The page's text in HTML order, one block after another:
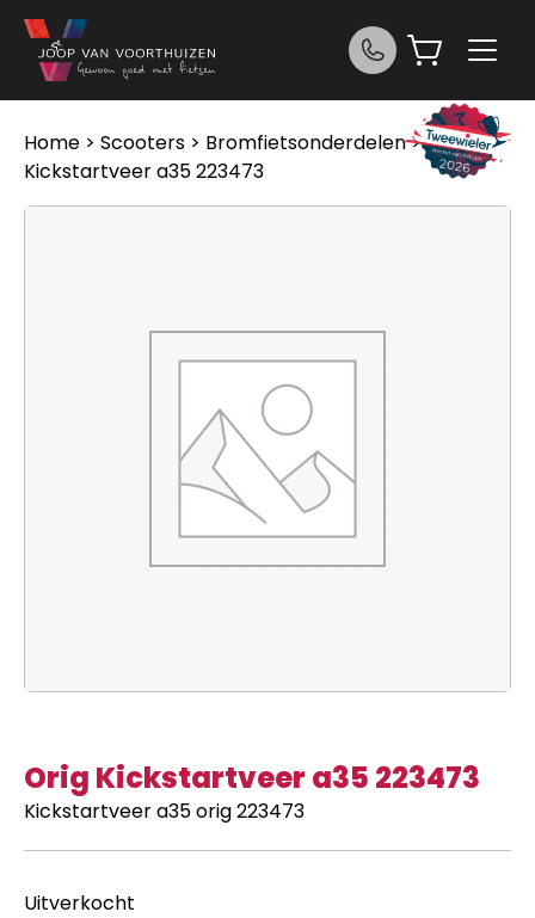
Ga naar de inhoud
Home > Scooters > Bromfietsonderdelen> Orig
Kickstartveer a35 223473
Orig Kickstartveer a35 223473
Kickstartveer a35 orig 223473
Uitverkocht